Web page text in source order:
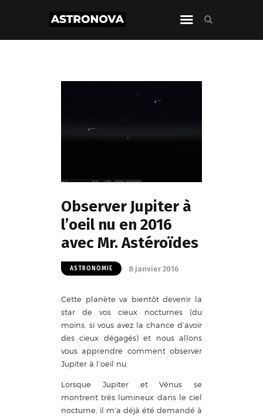
Observer Jupiter à
l’oeil nu en 2016
avec Mr. Astéroïdes
ASTRONOMIE 8 janvier 2016
Cette planète va bientôt devenir la
star de vos cieux nocturnes (du
moins, si vous avez la chance d’avoir
des cieux dégagés) et nous allons
vous apprendre comment observer
Jupiter à l’oeil nu.
Lorsque Jupiter et Vénus se
montrent très lumineux dans le ciel
nocturne, il m’a déjà été demandé à